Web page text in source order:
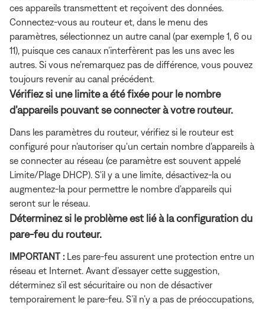
ces appareils transmettent et reçoivent des données.
Connectez-vous au routeur et, dans le menu des
paramètres, sélectionnez un autre canal (par exemple 1, 6 ou
11), puisque ces canaux n’interfèrent pas les uns avec les
autres. Si vous ne'remarquez pas de différence, vous pouvez
toujours revenir au canal précédent.
Vérifiez si une limite a été fixée pour le nombre
d’appareils pouvant se connecter à votre routeur.
Dans les paramètres du routeur, vérifiez si le routeur est
configuré pour n'autoriser qu'un certain nombre d'appareils à
se connecter au réseau (ce paramètre est souvent appelé
Limite/Plage DHCP). S'il y a une limite, désactivez-la ou
augmentez-la pour permettre le nombre d'appareils qui
seront sur le réseau.
Déterminez si le problème est lié à la configuration du
pare-feu du routeur.
IMPORTANT : Les pare-feu assurent une protection entre un
réseau et Internet. Avant d’essayer cette suggestion,
déterminez s’il est sécuritaire ou non de désactiver
temporairement le pare-feu. S’il n’y a pas de préoccupations,